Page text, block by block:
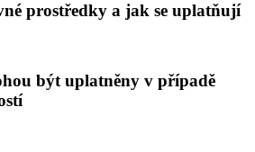
prostředky a jak se uplatňují
být uplatněny v případě